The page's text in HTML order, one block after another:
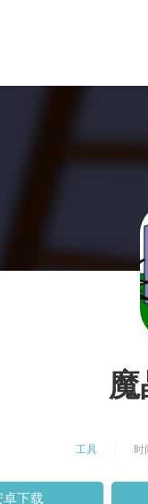
工具 时
卓下载